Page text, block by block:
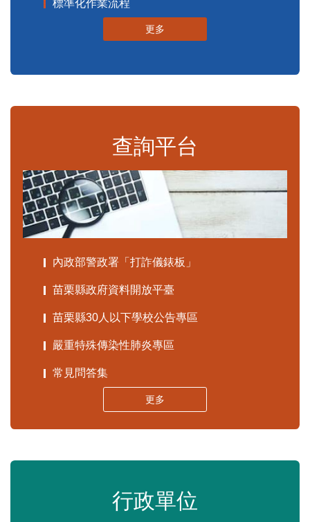
標準化作業流程
更多
查詢平台
內政部警政署「打詐儀錶板」
苗栗縣政府資料開放平臺
苗栗縣30人以下學校公告專區
嚴重特殊傳染性肺炎專區
常見問答集
更多
行政單位